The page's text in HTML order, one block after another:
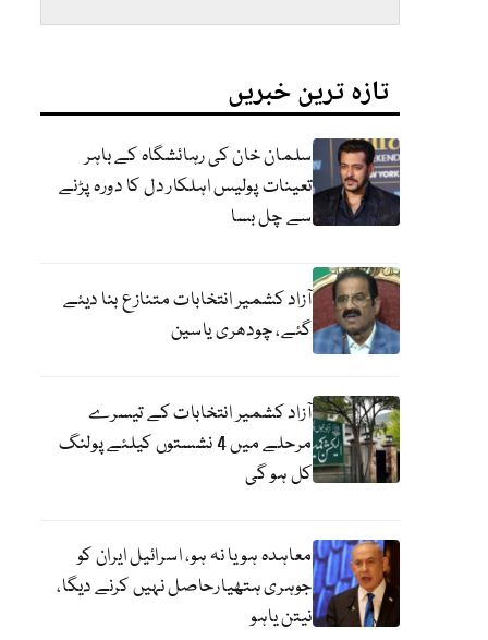
تازہ ترین خبریں
سلمان خان کی رہائشگاہ کے باہر
تعینات پولیس اہلکار دل کا دورہ پڑنے
سے چل بسا
آزاد کشمیر انتخابات متنازع بنا دیئے
گئے، چودھری یاسین
آزاد کشمیر انتخابات کے تیسرے
مرحلے میں 4 نشستوں کیلئے پولنگ
کل ہو گی
معاہدہ ہو یا نہ ہو، اسرائیل ایران کو
جوہری ہتھیارحاصل نہیں کرنے دیگا،
نیتن یاہو